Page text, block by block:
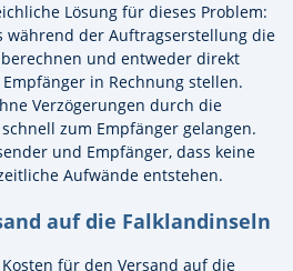
Lösung für dieses Problem:
während der Auftragserstellung die
und entweder direkt
in Rechnung stellen.
Verzögerungen durch die
zum Empfänger gelangen.
und Empfänger, dass keine
Aufwände entstehen.
auf die Falklandinseln
für den Versand auf die